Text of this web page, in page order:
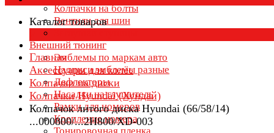
Колпачки на болты
Вентили для шин
Внешний тюнинг
Эмблемы по маркам авто
Надписи эмблемы разные
Дефлекторы
Насадки на глушитель
Рамки для номеров
Крепление номера
Каталог товаров
Главная
Аксессуары для колёс
Колпачки на диски
Колпачки Hyundai (Хундай)
Колпачок литого диска Hyundai (66/58/14)
...000800/...2H800/XD-003